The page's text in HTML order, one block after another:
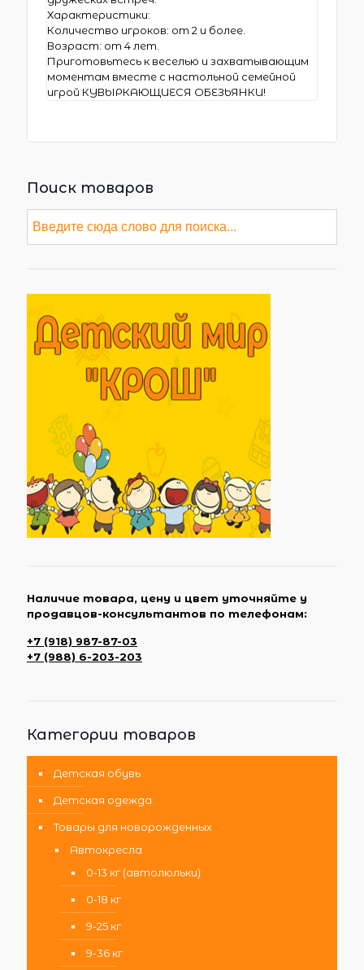
Характеристики:
Количество игроков: от 2 и более.
Возраст: от 4 лет.
Приготовьтесь к веселью и захватывающим
моментам вместе с настольной семейной
игрой КУВЫРКАЮЩИЕСЯ ОБЕЗЬЯНКИ!
Поиск товаров
Наличие товара, цену и цвет уточняйте у
продавцов-консультантов по телефонам:
+7 (918) 987-87-03
+7 (988) 6-203-203
Категории товаров
Детская обувь
Детская одежда
Товары для новорожденных
Автокресла
0-13 кг (автолюльки)
0-18 кг
9-25 кг
9-36 кг